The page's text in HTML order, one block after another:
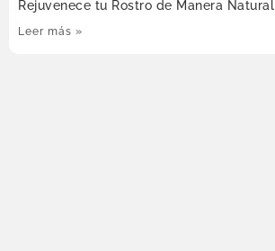
Rejuvenece tu Rostro de Manera Natural
Leer más »